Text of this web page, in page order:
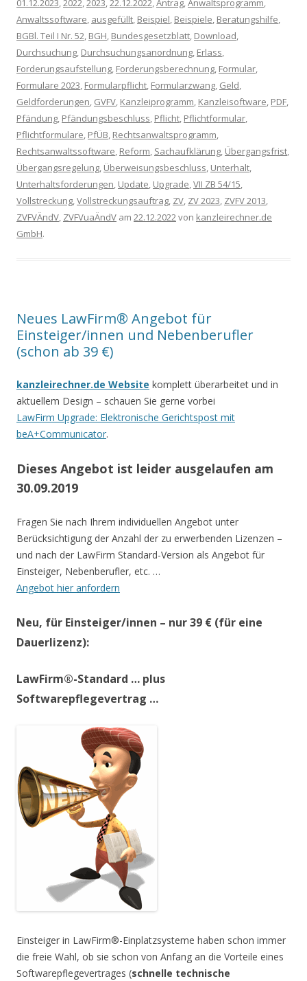
01.12.2023,2022,2023,22.12.2022,Antrag,Anwaltsprogramm,
Anwaltssoftware, ausgefüllt, Beispiel, Beispiele, Beratungshilfe,
BGBl. Teil I Nr. 52, BGH, Bundesgesetzblatt, Download,
Durchsuchung, Durchsuchungsanordnung, Erlass,
Forderungsaufstellung, Forderungsberechnung, Formular,
Formulare 2023, Formularpflicht, Formularzwang, Geld,
Geldforderungen, GVFV, Kanzleiprogramm, Kanzleisoftware, PDF,
Pfändung, Pfändungsbeschluss, Pflicht, Pflichtformular,
Pflichtformulare, PfÜB, Rechtsanwaltsprogramm,
Rechtsanwaltssoftware, Reform, Sachaufklärung, Übergangsfrist,
Übergangsregelung, Überweisungsbeschluss, Unterhalt,
Unterhaltsforderungen, Update, Upgrade,VII ZB 54/15,
Vollstreckung,Vollstreckungsauftrag, ZV, ZV 2023, ZVFV 2013,
ZVFVÄndV, ZVFVuaÄndV am 22.12.2022von kanzleirechner.de
GmbH.
Neues LawFirm® Angebot für
Einsteiger/innen und Nebenberufler
(schon ab 39 €)
kanzleirechner.de Website komplett überarbeitet und in
aktuellem Design – schauen Sie gerne vorbei
LawFirm Upgrade: Elektronische Gerichtspost mit
beA+Communicator.
Dieses Angebot ist leider ausgelaufen am
30.09.2019
Fragen Sie nach Ihrem individuellen Angebot unter
Berücksichtigung der Anzahl der zu erwerbenden Lizenzen –
und nach der LawFirm Standard-Version als Angebot für
Einsteiger, Nebenberufler, etc. …
Angebot hier anfordern
Neu, für Einsteiger/innen – nur 39 € (für eine
Dauerlizenz):
LawFirm®-Standard … plus
Softwarepflegevertrag …
Einsteiger in LawFirm®-Einplatzsysteme haben schon immer
die freie Wahl, ob sie schon von Anfang an die Vorteile eines
Softwarepflegevertrages (schnelle technische